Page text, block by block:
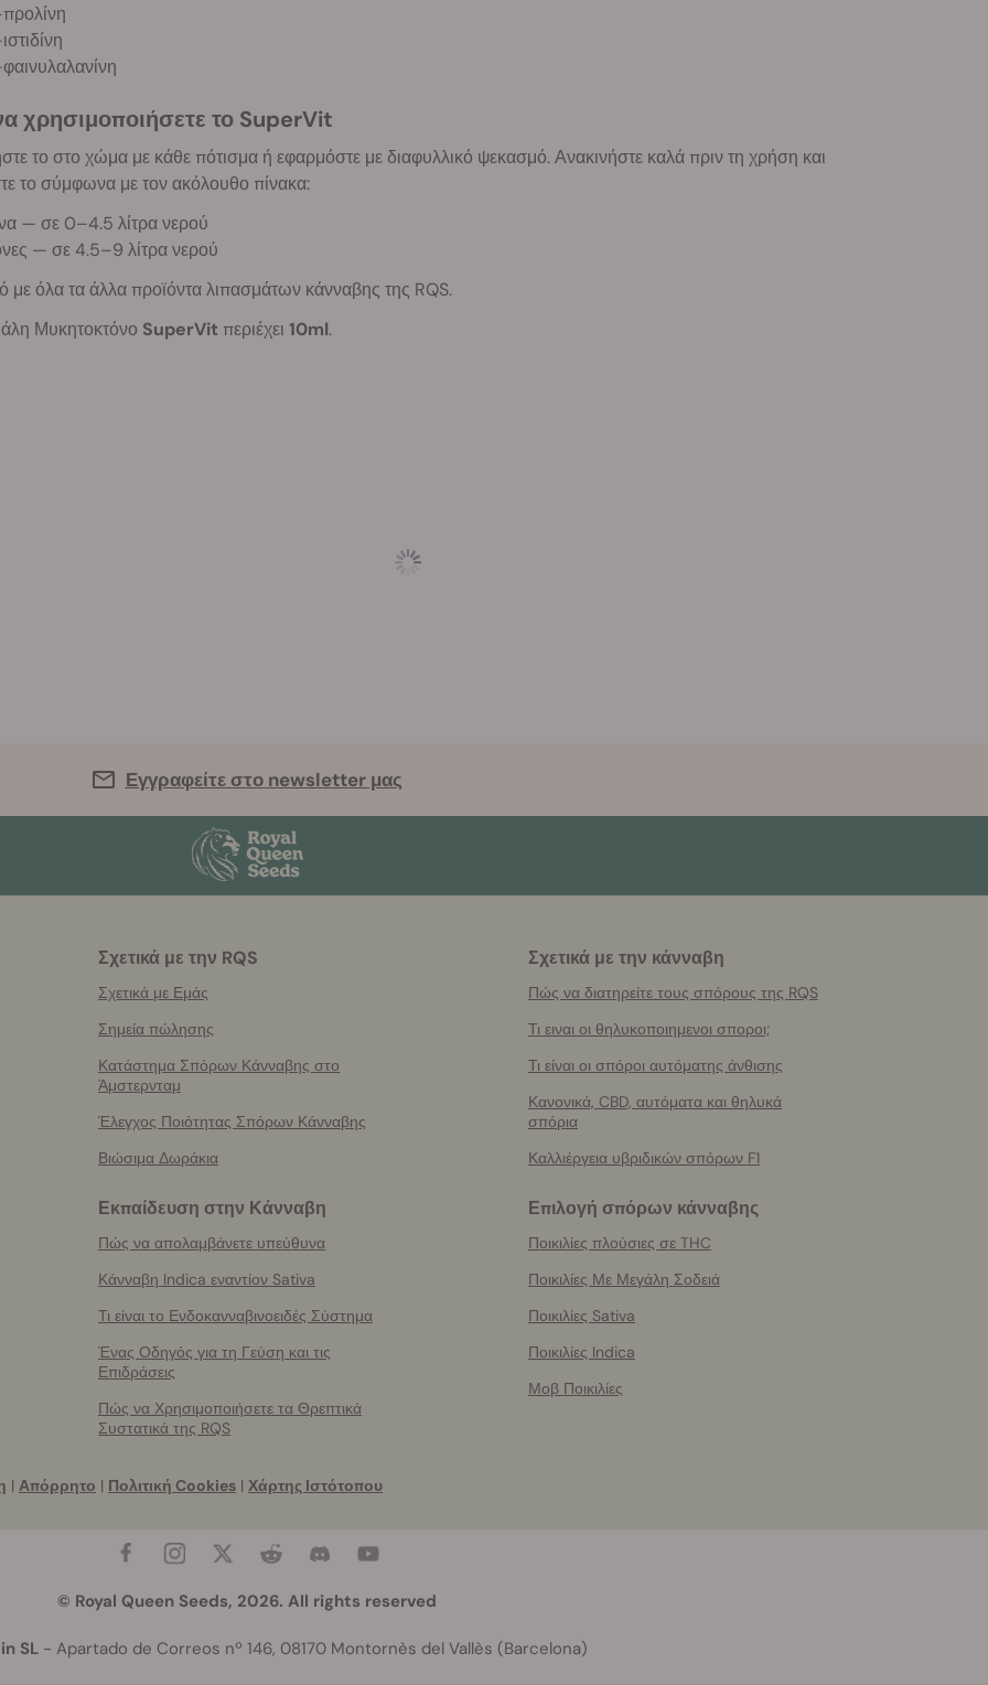
χρησιμοποιήσετε το SuperVit
το στο χώμα με κάθε πότισμα ή εφαρμόστε με διαφυλλικό ψεκασμό. Ανακινήστε καλά πριν τη χρήση και
το σύμφωνα με τον ακόλουθο πίνακα:
— σε 0–4.5 λίτρα νερού
— σε 4.5–9 λίτρα νερού
με όλα τα άλλα προϊόντα λιπασμάτων κάνναβης της RQS.
Μυκητοκτόνο SuperVit περιέχει 10ml.
Εγγραφείτε στο newsletter μας
Σχετικά με την RQS
Σχετικά με Εμάς
Σημεία πώλησης
Κατάστημα Σπόρων Κάνναβης στο
Άμστερνταμ
Έλεγχος Ποιότητας Σπόρων Κάνναβης
Βιώσιμα Δωράκια
Σχετικά με την κάνναβη
Πώς να διατηρείτε τους σπόρους της RQS
Τι ειναι οι θηλυκοποιημενοι σποροι;
Τι είναι οι σπόροι αυτόματης άνθισης
Κανονικά, CBD, αυτόματα και θηλυκά
σπόρια
Καλλιέργεια υβριδικών σπόρων F1
Εκπαίδευση στην Κάνναβη
Πώς να απολαμβάνετε υπεύθυνα
Κάνναβη Indica εναντίον Sativa
Τι είναι το Ενδοκανναβινοειδές Σύστημα
Ένας Οδηγός για τη Γεύση και τις
Επιδράσεις
Πώς να Χρησιμοποιήσετε τα Θρεπτικά
Συστατικά της RQS
Επιλογή σπόρων κάνναβης
Ποικιλίες πλούσιες σε THC
Ποικιλίες Με Μεγάλη Σοδειά
Ποικιλίες Sativa
Ποικιλίες Indica
Μοβ Ποικιλίες
| Απόρρητο | Πολιτική Cookies | Χάρτης Ιστότοπου
© Royal Queen Seeds, 2026. All rights reserved
SL - Apartado de Correos nº 146, 08170 Montornès del Vallès (Barcelona)